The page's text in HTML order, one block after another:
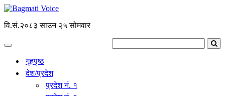
वि.सं.२०८३ साउन २५ सोमवार
गृहपृष्ठ
देश/प्रदेश
प्रदेश नं. १